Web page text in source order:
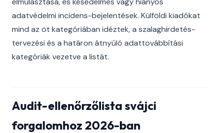
adatvédelmi incidens-bejelentések. Külföldi kiadókat
mind az öt kategóriában idéztek, a szalaghirdetés-
tervezési és a határon átnyúló adattovábbítási
kategóriák vezetve a listát.
Audit-ellenőrzőlista svájci
forgalomhoz 2026-ban